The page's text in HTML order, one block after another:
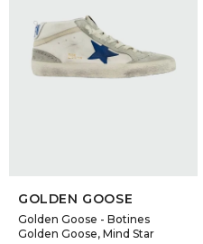
GOLDEN GOOSE
Golden Goose - Botines
Golden Goose, Mind Star